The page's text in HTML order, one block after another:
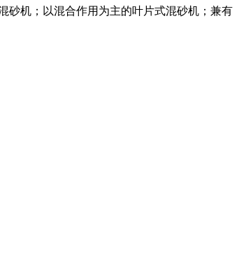
砂机；以混合作用为主的叶片式混砂机；兼有